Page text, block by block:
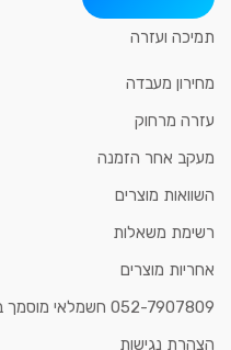
תמיכה ועזרה
מחירון מעבדה
עזרה מרחוק
מעקב אחר הזמנה
השוואות מוצרים
רשימת משאלות
אחריות מוצרים
052-7907809 חשמלאי מוסמך באשדוד
הצהרת נגישות